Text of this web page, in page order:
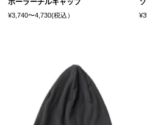
ポーラーチルキャップ
¥3,740〜4,730(税込）